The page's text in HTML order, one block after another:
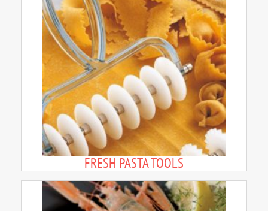
FRESH PASTA TOOLS